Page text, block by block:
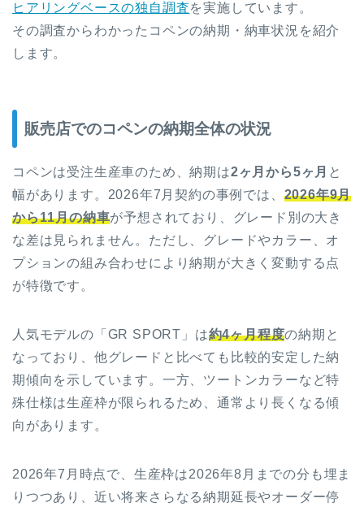
ヒアリングベースの独自調査を実施しています。
その調査からわかったコペンの納期・納車状況を紹介
します。
販売店でのコペンの納期全体の状況
コペンは受注生産車のため、納期は2ヶ月から5ヶ月 と
幅があります。2026年7月契約の事例では、 2026年9月
から11月の納車が予想されており、グレード別の大き
な差は見られません。ただし、グレードやカラー、オ
プションの組み合わせにより納期が大きく変動する点
が特徴です。
人気モデルの「GR SPORT」は約4ヶ月程度の納期と
なっており、他グレードと比べても比較的安定した納
期傾向を示しています。一方、ツートンカラーなど特
殊仕様は生産枠が限られるため、通常より長くなる傾
向があります。
2026年7月時点で、生産枠は2026年8月までの分も埋ま
りつつあり、近い将来さらなる納期延長やオーダー停